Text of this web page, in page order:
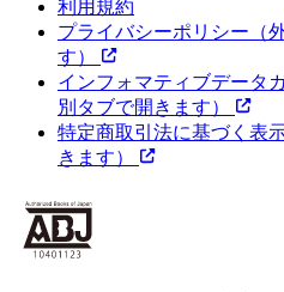
利用規約
プライバシーポリシー （
す）
インフォマティブデータ
別タブで開きます）
特定商取引法に基づく表
きます）